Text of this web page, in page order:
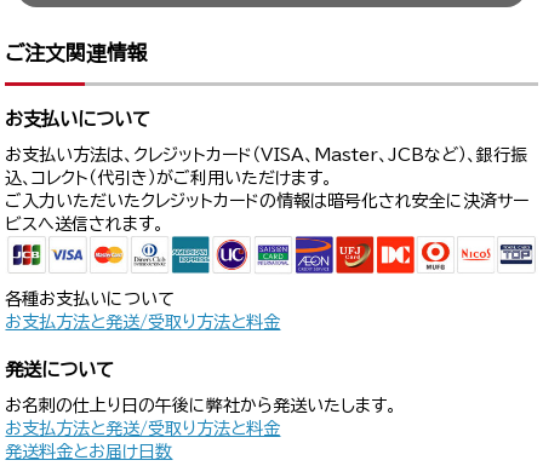
ご注文関連情報
お支払いについて
お支払い方法は、クレジットカード（VISA、Master、JCBなど）、銀行振
込、コレクト（代引き）がご利用いただけます。
ご入力いただいたクレジットカードの情報は暗号化され安全に決済サー
ビスへ送信されます。
各種お支払いについて
お支払方法と発送/受取り方法と料金
発送について
お名刺の仕上り日の午後に弊社から発送いたします。
お支払方法と発送/受取り方法と料金
発送料金とお届け日数